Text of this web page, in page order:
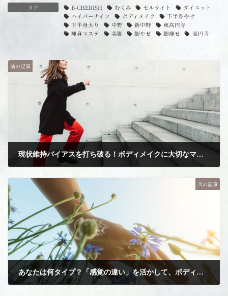
タグ B-CHERISH むくみ セルライト
ダイエット
ハイパーナイフ
ボディメイク
下半身やせ
下半身太り
中野 新中野
東高円寺
痩身エステ
美脚 脚やせ 脚痩せ 高円寺
前の記事
現状維持バイアスを打ち破る！ボディメイクに大切なマインドとは？
次の記事
あなたは何タイプ？「感覚の違い」を活かして、ボディメイクをもっとスムーズに！